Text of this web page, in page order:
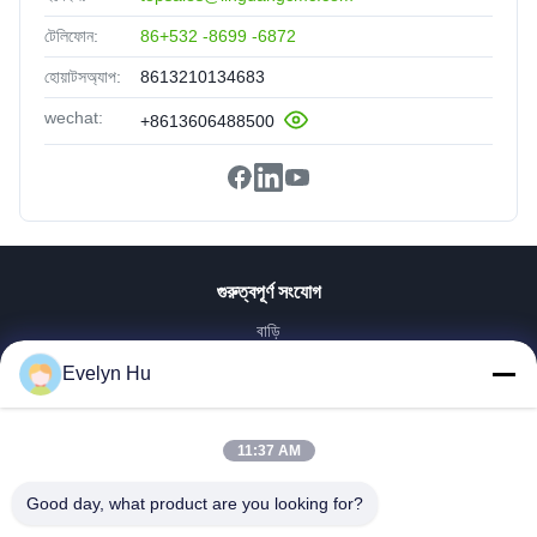
টেলিফোন: 86+532 -8699 -6872
হোয়াটসঅ্যাপ: 8613210134683
wechat: +8613606488500
গুরুত্বপূর্ণ সংযোগ
বাড়ি
কারখানা ভ্রমণ
Evelyn Hu
11:37 AM
Good day, what product are you looking for?